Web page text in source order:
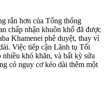
rắn hơn của Tổng thống
chấp nhận khuôn khổ đã được
Khamenei phê duyệt, thay vì
Việc tiếp cận Lãnh tụ Tối
khó khăn, và bất kỳ sửa
có nguy cơ kéo dài thêm một